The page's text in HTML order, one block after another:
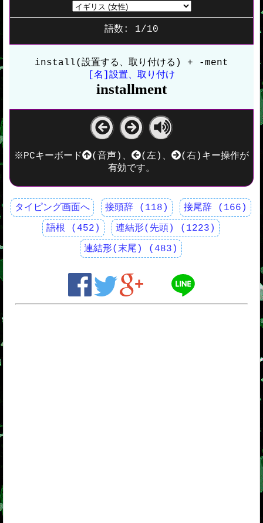
語数: 1/10
install(設置する、取り付ける) + -ment
[名]設置、取り付け
installment
※PCキーボード (音声)、 (左)、
(右)キー操作が
有効です。
タイピング画面へ 接頭辞 (118)
接尾辞 (166)
語根 (452)
連結形(先頭) (1223)
連結形(末尾) (483)